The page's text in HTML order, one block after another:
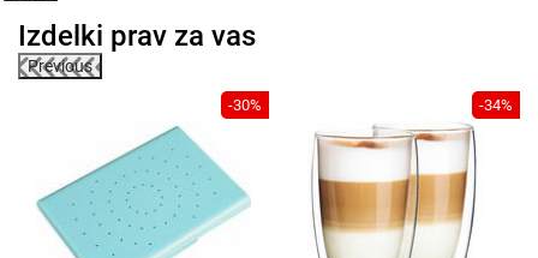
Izdelki prav za vas
Previous
-30% -34%